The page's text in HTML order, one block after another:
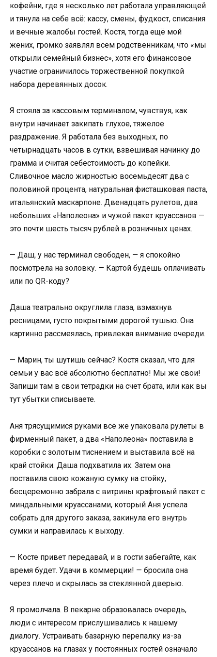
кофейни, где я несколько лет работала управляющей
и тянула на себе всё: кассу, смены, фудкост, списания
и вечные жалобы гостей. Костя, тогда ещё мой
жених, громко заявлял всем родственникам, что «мы
открыли семейный бизнес», хотя его финансовое
участие ограничилось торжественной покупкой
набора деревянных досок.
Я стояла за кассовым терминалом, чувствуя, как
внутри начинает закипать глухое, тяжелое
раздражение. Я работала без выходных, по
четырнадцать часов в сутки, взвешивая начинку до
грамма и считая себестоимость до копейки.
Сливочное масло жирностью восемьдесят два с
половиной процента, натуральная фисташковая паста,
итальянский маскарпоне. Двенадцать рулетов, два
небольших «Наполеона» и чужой пакет круассанов —
это почти шесть тысяч рублей в розничных ценах.
— Даш, у нас терминал свободен, — я спокойно
посмотрела на золовку. — Картой будешь оплачивать
или по QR-коду?
Даша театрально округлила глаза, взмахнув
ресницами, густо покрытыми дорогой тушью. Она
картинно рассмеялась, привлекая внимание очереди.
— Марин, ты шутишь сейчас? Костя сказал, что для
семьи у вас всё абсолютно бесплатно! Мы же свои!
Запиши там в свои тетрадки на счет брата, или как вы
тут убытки списываете.
Аня трясущимися руками всё же упаковала рулеты в
фирменный пакет, а два «Наполеона» поставила в
коробки с золотым тиснением и выставила всё на
край стойки. Даша подхватила их. Затем она
поставила свою кожаную сумку на стойку,
бесцеремонно забрала с витрины крафтовый пакет с
миндальными круассанами, который Аня успела
собрать для другого заказа, закинула его внутрь
сумки и направилась к выходу.
— Косте привет передавай, и в гости забегайте, как
время будет. Удачи в коммерции! — бросила она
через плечо и скрылась за стеклянной дверью.
Я промолчала. В пекарне образовалась очередь,
люди с интересом прислушивались к нашему
диалогу. Устраивать базарную перепалку из-за
круассанов на глазах у постоянных гостей означало